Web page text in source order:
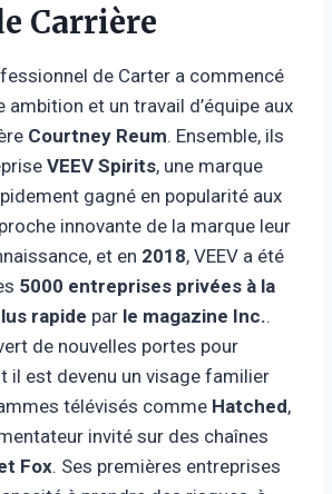
Carrière
de Carter a commencé
ambition et un travail d’équipe aux
Courtney Reum. Ensemble, ils
VEEV Spirits, une marque
gagné en popularité aux
innovante de la marque leur
et en 2018, VEEV a été
5000 entreprises privées à la
rapide par le magazine Inc..
de nouvelles portes pour
il est devenu un visage familier
télévisés comme Hatched,
invité sur des chaînes
Fox. Ses premières entreprises